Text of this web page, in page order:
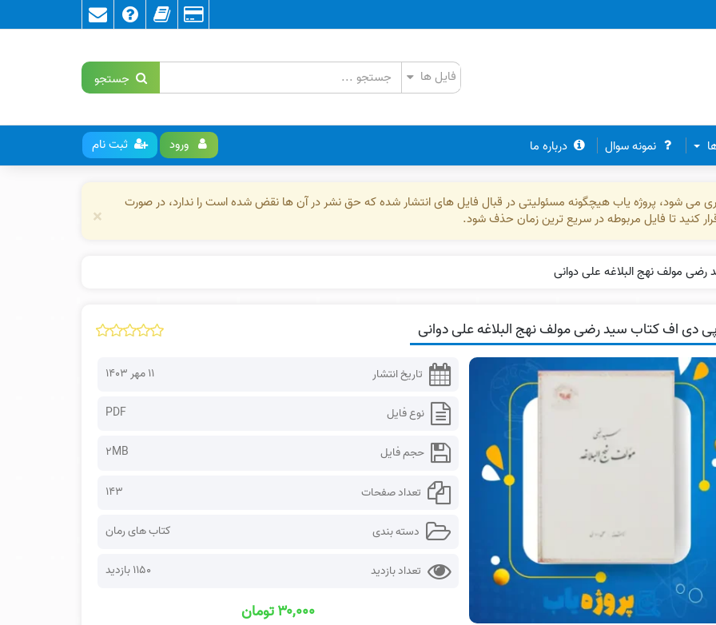
جستجو
نمونه سوال درباره ما ورود ثبت نام
می شود، پروژه یاب هیچگونه مسئولیتی در قبال فایل های انتشار شده که حق نشر در آن ها نقض شده است را ندارد، در صورت
کنید تا فایل مربوطه در سریع ترین زمان حذف شود.
×
مولف نهج البلاغه علی دوانی
دی اف کتاب سید رضی مولف نهج البلاغه علی دوانی
تاریخ انتشار ۱۱ مهر ۱۴۰۳
نوع فایل PDF
حجم فایل 2MB
تعداد صفحات 143
دسته بندی کتاب های رمان
تعداد بازدید 1150 بازدید
۳۰,۰۰۰ تومان